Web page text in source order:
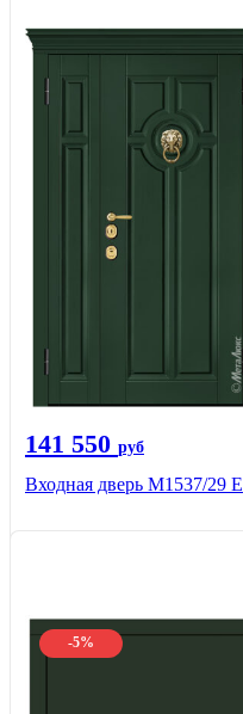
141 550 руб
Входная дверь М1537/29 Е
-5%